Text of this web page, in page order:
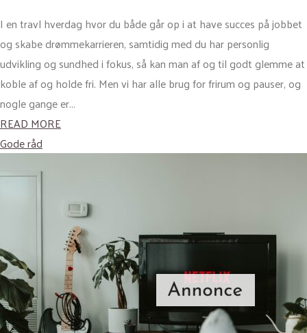
I en travl hverdag hvor du både går op i at have succes på jobbet
og skabe drømmekarrieren, samtidig med du har personlig
udvikling og sundhed i fokus, så kan man af og til godt glemme at
koble af og holde fri. Men vi har alle brug for frirum og pauser, og
nogle gange er...
READ MORE
Gode råd